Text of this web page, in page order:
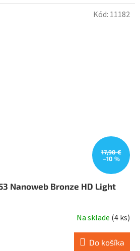
17,90 €
–10 %
Nanoweb Bronze HD Light
Na sklade (4 ks)
Do košíka
Kód: 11182